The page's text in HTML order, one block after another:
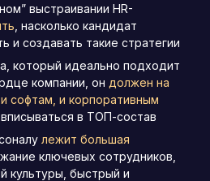
выстраивании HR-
, насколько кандидат
и создавать такие стратегии
который идеально подходит
компании, он должен на
софтам, и корпоративным
вписываться в ТОП-состав
лежит большая
ключевых сотрудников,
культуры, быстрый и